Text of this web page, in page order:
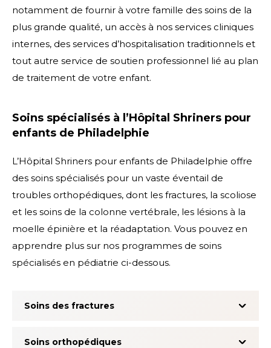
notamment de fournir à votre famille des soins de la
plus grande qualité, un accès à nos services cliniques
internes, des services d’hospitalisation traditionnels et
tout autre service de soutien professionnel lié au plan
de traitement de votre enfant.
Soins spécialisés à l’Hôpital Shriners pour
enfants de Philadelphie
L’Hôpital Shriners pour enfants de Philadelphie offre
des soins spécialisés pour un vaste éventail de
troubles orthopédiques, dont les fractures, la scoliose
et les soins de la colonne vertébrale, les lésions à la
moelle épinière et la réadaptation. Vous pouvez en
apprendre plus sur nos programmes de soins
spécialisés en pédiatrie ci-dessous.
Soins des fractures
Soins orthopédiques